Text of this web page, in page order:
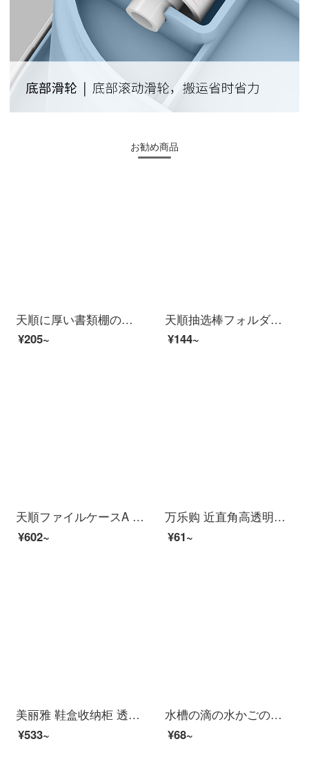
お勧め商品
天順に厚い書類棚の四段目/三段枠の資料棚の多層収納箱の資料整理棚の学生用書棚の簡易テーブルの上に簡単な書立棚に筆立てが付いています。
¥205~
天順抽选棒フォルダ透明挟み棒a 4伸縮レバーフォルダa 4厚いファイルフォルダa 4ファイルファイルフォルダa 4ファイルクリップのボリュームボリュームボリュームボリュームボリュームボリュームボリュームボリュームバインダーA 4サイズ側幅0.8 cmカラー10個セット（Q 309）
¥144~
天順ファイルケースA 4プラスチック資料ケースオフィス資料PPファイルケース財務証明書収納ボックス厚い原材料ファイルファイルケースTS-858背幅20 MM 10個入り
¥602~
万乐购 近直角高透明手提塑料收纳箱大中小号収納ボックス厚く衣物塑料整理箱零食玩具储物箱 9号箱 一个装
¥61~
美丽雅 鞋盒收纳柜 透明侧开式鞋柜 厚く整理箱 防潮防尘储物箱组合【6只装】
¥533~
水槽の滴の水かごの蛇口のプラスチック製の吊りかごは袋を収納します。台所の小物棚は1つの色が入っています。
¥68~